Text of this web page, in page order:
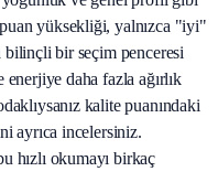
yüksekliği, yalnızca "iyi"
bir seçim penceresi
daha fazla ağırlık
kalite puanındaki
ayrıca incelersiniz.
hızlı okumayı birkaç